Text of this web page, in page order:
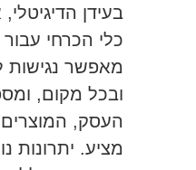
בעידן
כלי הכרחי
מאפשר נגישות
ובכל מקום,
העסק,
מציע. יתרונות